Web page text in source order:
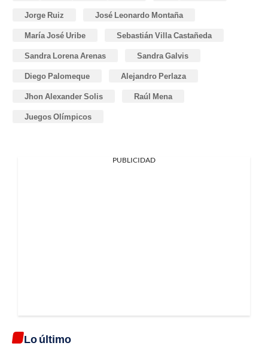
Jorge Ruiz José Leonardo Montaña
María José Uribe Sebastián Villa Castañeda
Sandra Lorena Arenas Sandra Galvis
Diego Palomeque Alejandro Perlaza
Jhon Alexander Solis Raúl Mena
Juegos Olímpicos
PUBLICIDAD
Lo último